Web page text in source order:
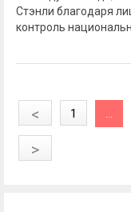
Стэнли благодаря
контроль
< 1 ...
>